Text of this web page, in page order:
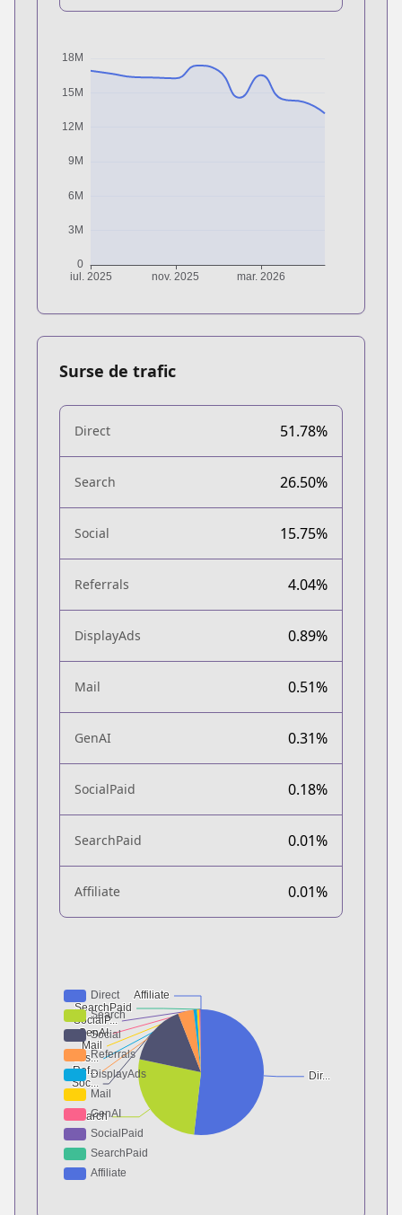
Surse de trafic
Direct 51.78%
Search 26.50%
Social 15.75%
Referrals 4.04%
DisplayAds 0.89%
Mail 0.51%
GenAI 0.31%
SocialPaid 0.18%
SearchPaid 0.01%
Affiliate 0.01%